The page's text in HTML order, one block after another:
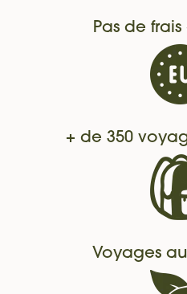
Pas de
+ de 350
Voyages